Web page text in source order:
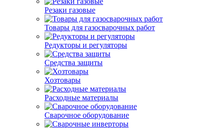
Резаки газовые
Товары для газосварочных работ
Редукторы и регуляторы
Средства защиты
Хозтовары
Расходные материалы
Сварочное оборудование